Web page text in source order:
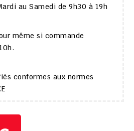
au Samedi de 9h30 à 19h
même si commande
conformes aux normes